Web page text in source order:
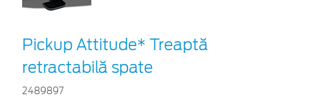
Pickup Attitude* Treaptă
retractabilă spate
2489897